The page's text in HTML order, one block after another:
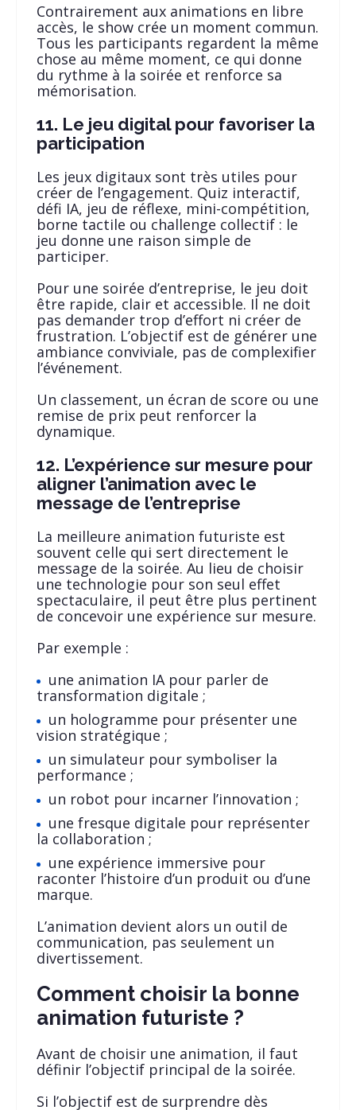
Contrairement aux animations en libre
accès, le show crée un moment commun.
Tous les participants regardent la même
chose au même moment, ce qui donne
du rythme à la soirée et renforce sa
mémorisation.
11. Le jeu digital pour favoriser la
participation
Les jeux digitaux sont très utiles pour
créer de l’engagement. Quiz interactif,
défi IA, jeu de réflexe, mini-compétition,
borne tactile ou challenge collectif : le
jeu donne une raison simple de
participer.
Pour une soirée d’entreprise, le jeu doit
être rapide, clair et accessible. Il ne doit
pas demander trop d’effort ni créer de
frustration. L’objectif est de générer une
ambiance conviviale, pas de complexifier
l’événement.
Un classement, un écran de score ou une
remise de prix peut renforcer la
dynamique.
12. L’expérience sur mesure pour
aligner l’animation avec le
message de l’entreprise
La meilleure animation futuriste est
souvent celle qui sert directement le
message de la soirée. Au lieu de choisir
une technologie pour son seul effet
spectaculaire, il peut être plus pertinent
de concevoir une expérience sur mesure.
Par exemple :
une animation IA pour parler de
transformation digitale ;
un hologramme pour présenter une
vision stratégique ;
un simulateur pour symboliser la
performance ;
un robot pour incarner l’innovation ;
une fresque digitale pour représenter
la collaboration ;
une expérience immersive pour
raconter l’histoire d’un produit ou d’une
marque.
L’animation devient alors un outil de
communication, pas seulement un
divertissement.
Comment choisir la bonne
animation futuriste ?
Avant de choisir une animation, il faut
définir l’objectif principal de la soirée.
Si l’objectif est de surprendre dès